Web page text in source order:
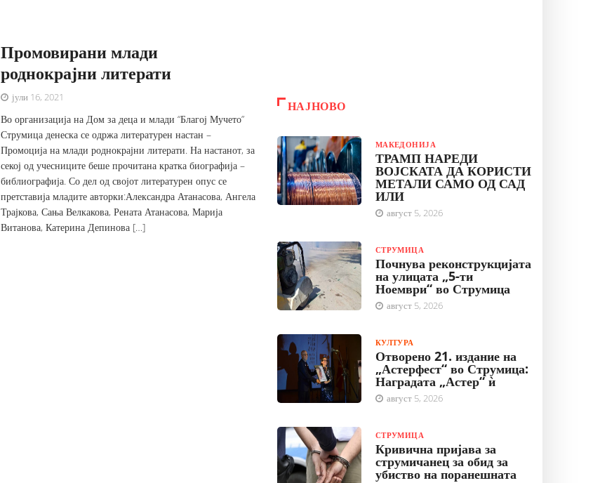
Промовирани млади
роднокрајни литерати
јули 16, 2021
Во организација на Дом за деца и млади “Благој Мучето”
Струмица денеска се одржа литературен настан –
Промоција на млади роднокрајни литерати. На настанот, за
секој од учесниците беше прочитана кратка биографија –
библиографија. Со дел од својот литературен опус се
претставија младите авторки:Александра Атанасова, Ангела
Трајкова, Сања Велкакова, Рената Атанасова, Марија
Витанова, Катерина Депинова […]
НАЈНОВО
МАКЕДОНИЈА
ТРАМП НАРЕДИ
ВОЈСКАТА ДА КОРИСТИ
МЕТАЛИ САМО ОД САД
ИЛИ
август 5, 2026
СТРУМИЦА
Почнува реконструкцијата
на улицата „5-ти
Ноември“ во Струмица
август 5, 2026
КУЛТУРА
Отворено 21. издание на
„Астерфест“ во Струмица:
Наградата „Астер“ ѝ
август 5, 2026
СТРУМИЦА
Кривична пријава за
струмичанец за обид за
убиство на поранешната